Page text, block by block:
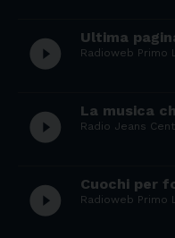
play_circle_filled Ultima
Radioweb Primo
play_circle_filled La musica
Radio Jeans
play_circle_filled Cuochi per
Radioweb Primo